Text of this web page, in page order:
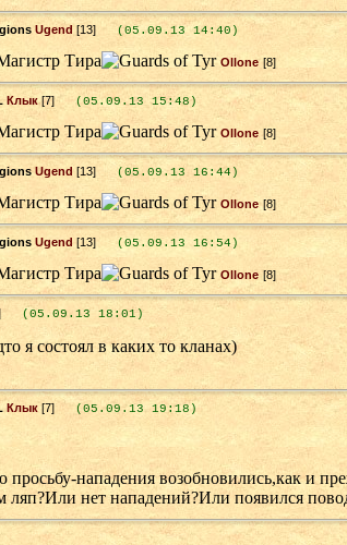
Ugend [13] (05.09.13 14:40)
Ollone [8]
Клык [7] (05.09.13 15:48)
Ollone [8]
Ugend [13] (05.09.13 16:44)
Ollone [8]
Ugend [13] (05.09.13 16:54)
Ollone [8]
(05.09.13 18:01)
я состоял в каких то кланах)
Клык [7] (05.09.13 19:18)
нападения возобновились,как и
ляп?Или нет нападений?Или появился